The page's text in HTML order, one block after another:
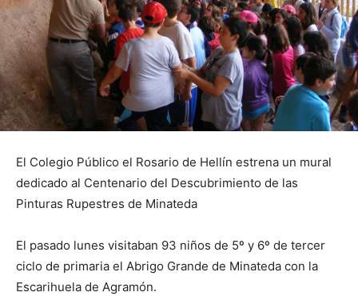
El Colegio Público el Rosario de Hellín estrena un mural
dedicado al Centenario del Descubrimiento de las
Pinturas Rupestres de Minateda
El pasado lunes visitaban 93 niños de 5º y 6º de tercer
ciclo de primaria el Abrigo Grande de Minateda con la
Escarihuela de Agramón.